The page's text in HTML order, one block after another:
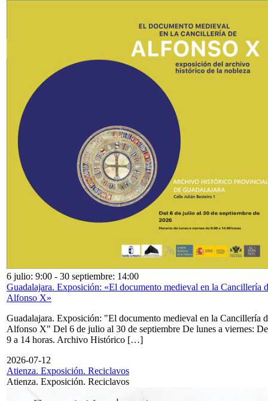
6 julio: 9:00 - 30 septiembre: 14:00
Guadalajara. Exposición: «El documento medieval en la Cancillería
Alfonso X»
Guadalajara. Exposición: "El documento medieval en la Cancillería
Alfonso X" Del 6 de julio al 30 de septiembre De lunes a viernes: De
9 a 14 horas. Archivo Histórico […]
2026-07-12
Atienza. Exposición. Reciclavos
Atienza. Exposición. Reciclavos